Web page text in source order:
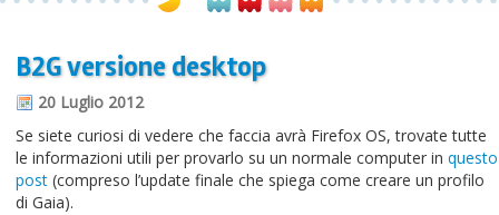
B2G versione desktop
20 Luglio 2012
Se siete curiosi di vedere che faccia avrà Firefox OS, trovate tutte
le informazioni utili per provarlo su un normale computer in questo
post (compreso l’update finale che spiega come creare un profilo
di Gaia).